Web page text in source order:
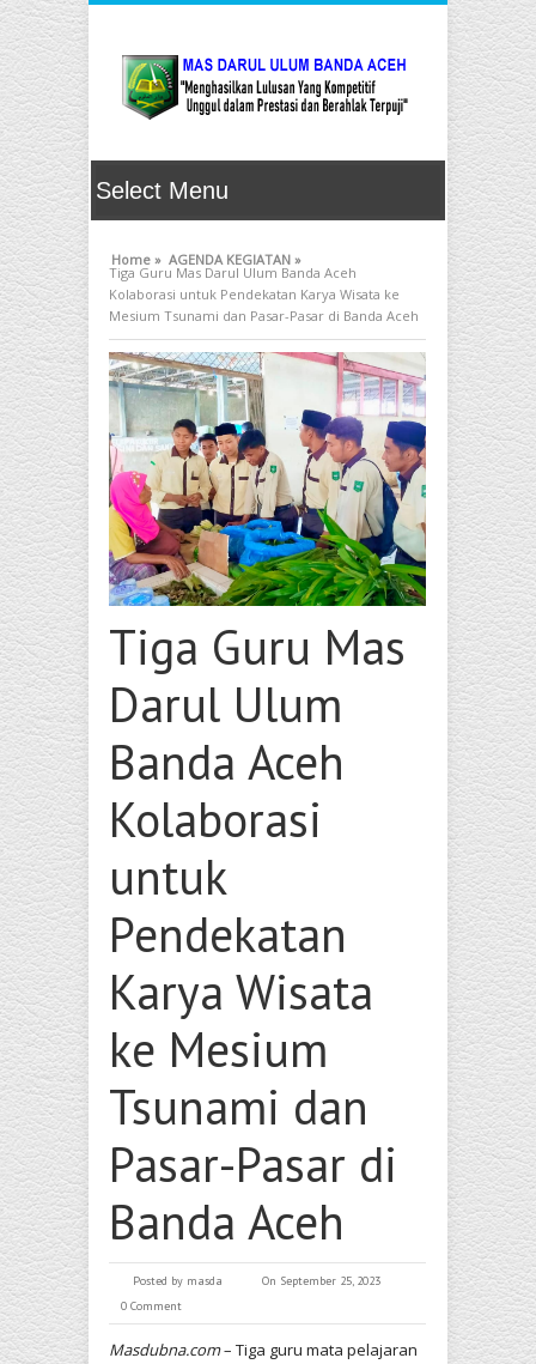
Home » AGENDA KEGIATAN »
Tiga Guru Mas Darul Ulum Banda Aceh
Kolaborasi untuk Pendekatan Karya Wisata ke
Mesium Tsunami dan Pasar-Pasar di Banda Aceh
Tiga Guru Mas
Darul Ulum
Banda Aceh
Kolaborasi
untuk
Pendekatan
Karya Wisata
ke Mesium
Tsunami dan
Pasar-Pasar di
Banda Aceh
Posted by masda
On September 25, 2023
0 Comment
Masdubna.com– Tiga guru mata pelajaran